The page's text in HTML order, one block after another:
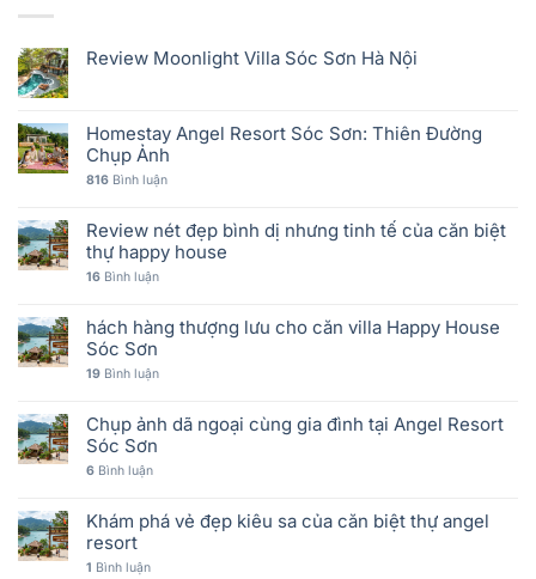
Review Moonlight Villa Sóc Sơn Hà Nội
Homestay Angel Resort Sóc Sơn: Thiên Đường
Chụp Ảnh
816 Bình luận
Review nét đẹp bình dị nhưng tinh tế của căn biệt
thự happy house
16 Bình luận
hách hàng thượng lưu cho căn villa Happy House
Sóc Sơn
19 Bình luận
Chụp ảnh dã ngoại cùng gia đình tại Angel Resort
Sóc Sơn
6 Bình luận
Khám phá vẻ đẹp kiêu sa của căn biệt thự angel
resort
1 Bình luận